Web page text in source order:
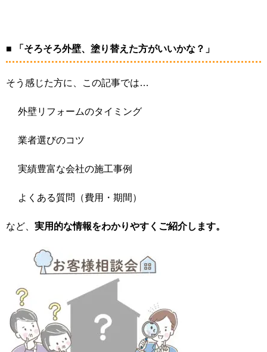
■ 「そろそろ外壁、塗り替えた方がいいかな？」
そう感じた方に、この記事では…
外壁リフォームのタイミング
業者選びのコツ
実績豊富な会社の施工事例
よくある質問（費用・期間）
など、 実用的な情報をわかりやすくご紹介します。